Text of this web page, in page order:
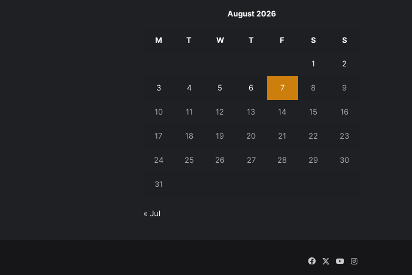
August 2026
M T W T F S S
1 2
3 4 5 6 7 8 9
10 11 12 13 14 15 16
17 18 19 20 21 22 23
24 25 26 27 28 29 30
31
« Jul
Facebook
X YouTubeInstagram